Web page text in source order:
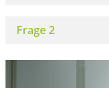
Frage 2